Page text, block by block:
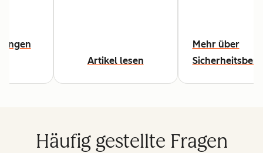
Artikel lesen
Mehr über
Häufig gestellte Fragen